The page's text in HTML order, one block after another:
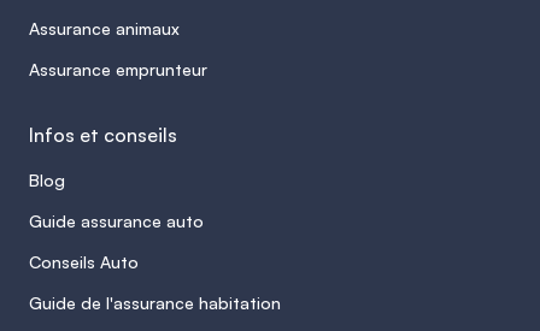
Assurance animaux
Assurance emprunteur
Infos et conseils
Blog
Guide assurance auto
Conseils Auto
Guide de l'assurance habitation